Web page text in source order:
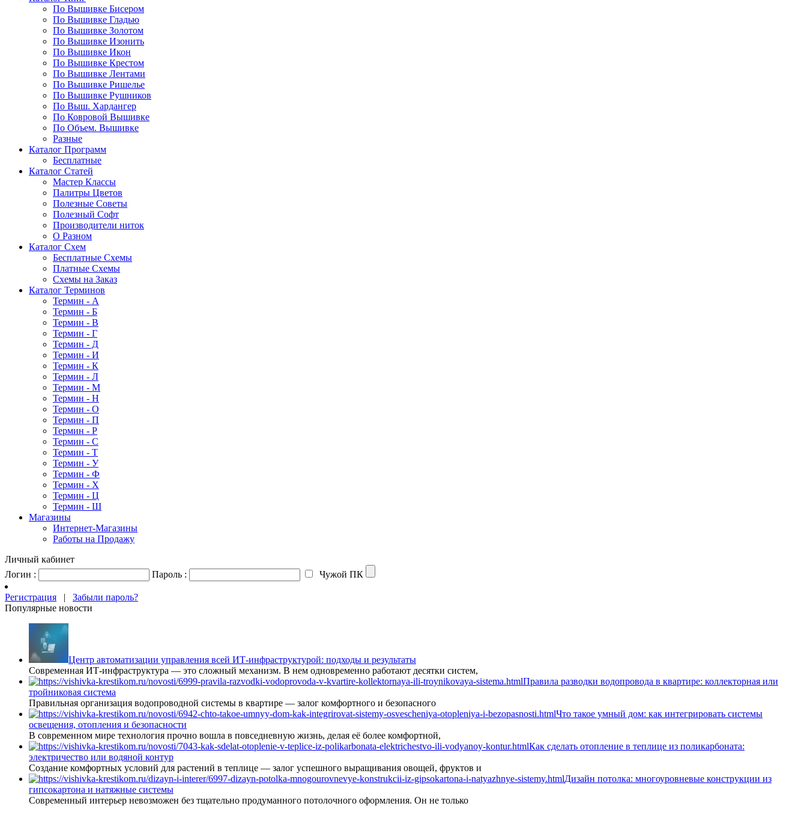
По Вышивке Бисером
По Вышивке Гладью
По Вышивке Золотом
По Вышивке Изонить
По Вышивке Икон
По Вышивке Крестом
По Вышивке Лентами
По Вышивке Ришелье
По Вышивке Рушников
По Выш. Хардангер
По Ковровой Вышивке
По Объем. Вышивке
Разные
Каталог Программ
Бесплатные
Каталог Статей
Мастер Классы
Палитры Цветов
Полезные Советы
Полезный Софт
Производители ниток
О Разном
Каталог Схем
Бесплатные Схемы
Платные Схемы
Схемы на Заказ
Каталог Терминов
Термин - А
Термин - Б
Термин - В
Термин - Г
Термин - Д
Термин - И
Термин - К
Термин - Л
Термин - М
Термин - Н
Термин - О
Термин - П
Термин - Р
Термин - С
Термин - Т
Термин - У
Термин - Ф
Термин - Х
Термин - Ц
Термин - Ш
Магазины
Интернет-Магазины
Работы на Продажу
Личный кабинет
Логин :
Пароль : Чужой ПК
Регистрация | Забыли пароль?
Популярные новости
Центр автоматизации управления всей ИТ-инфраструктурой: подходы и результаты
Современная ИТ-инфраструктура — это сложный механизм. В нем одновременно работают десятки систем,
Правила разводки водопровода в квартире: коллекторная или
тройниковая система
Правильная организация водопроводной системы в квартире — залог комфортного и безопасного
Что такое умный дом: как интегрировать системы
освещения, отопления и безопасности
В современном мире технология прочно вошла в повседневную жизнь, делая её более комфортной,
Как сделать отопление в теплице из поликарбоната:
электричество или водяной контур
Создание комфортных условий для растений в теплице — залог успешного выращивания овощей, фруктов и
Дизайн потолка: многоуровневые конструкции из
гипсокартона и натяжные системы
Современный интерьер невозможен без тщательно продуманного потолочного оформления. Он не только